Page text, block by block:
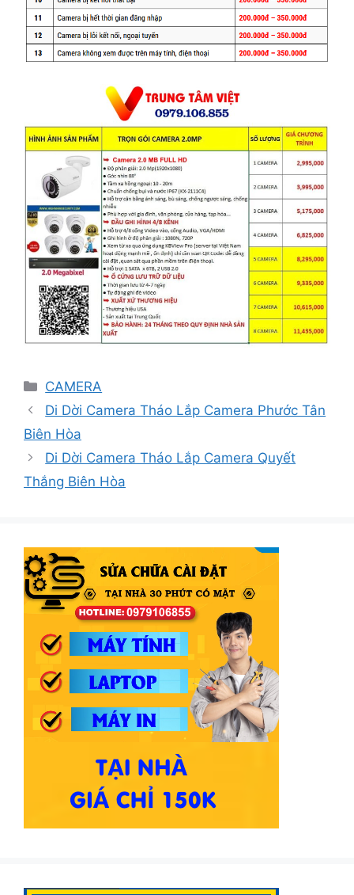
Danh
mục
CAMERA
Di Dời Camera Tháo Lắp Camera Phước Tân
Biên Hòa
Di Dời Camera Tháo Lắp Camera Quyết
Thắng Biên Hòa